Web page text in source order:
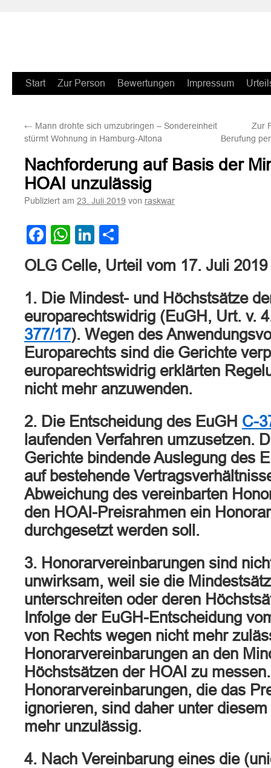
Zum
springen
Start Zur Person Bewertungen Impressum
← Mann drohte sich umzubringen – Sondereinheit
stürmt Wohnung in Hamburg-Altona
Zur
Berufung
Nachforderung auf Basis der
HOAI unzulässig
Publiziert am 23. Juli 2019 von raskwar
Facebook
WhatsApp
LinkedIn
OLG Celle, Urteil vom 17. Juli
1. Die Mindest- und Höchstsätze
europarechtswidrig (EuGH, Urt. v.
377/17). Wegen des
Europarechts sind die Gerichte
europarechtswidrig erklärten
nicht mehr anzuwenden.
2. Die Entscheidung des EuGH C-
laufenden Verfahren umzusetzen.
Gerichte bindende Auslegung des
auf bestehende
Abweichung des vereinbarten
den HOAI-Preisrahmen ein
durchgesetzt werden soll.
3. Honorarvereinbarungen sind
unwirksam, weil sie die
unterschreiten oder deren
Infolge der EuGH-Entscheidung
von Rechts wegen nicht mehr
Honorarvereinbarungen an den
Höchstsätzen der HOAI zu messen.
Honorarvereinbarungen, die das
ignorieren, sind daher unter
mehr unzulässig.
4. Nach Vereinbarung eines die